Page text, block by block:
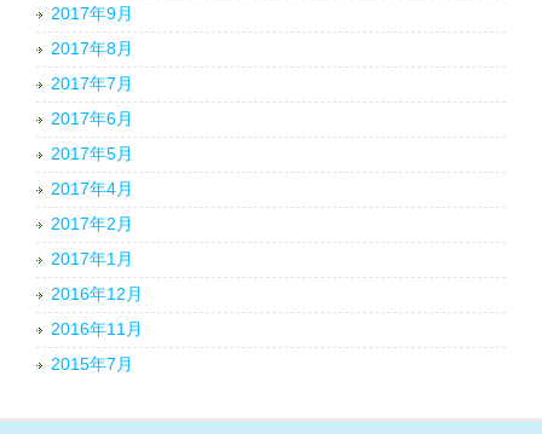
2017年9月
2017年8月
2017年7月
2017年6月
2017年5月
2017年4月
2017年2月
2017年1月
2016年12月
2016年11月
2015年7月